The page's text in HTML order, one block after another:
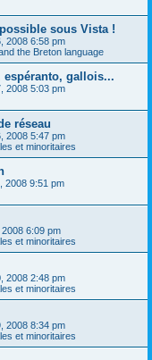
sous Vista !
2008 6:58 pm
the Breton language
gallois...
2008 5:03 pm
réseau
2008 5:47 pm
et minoritaires
2008 9:51 pm
6:09 pm
et minoritaires
2008 2:48 pm
et minoritaires
2008 8:34 pm
et minoritaires